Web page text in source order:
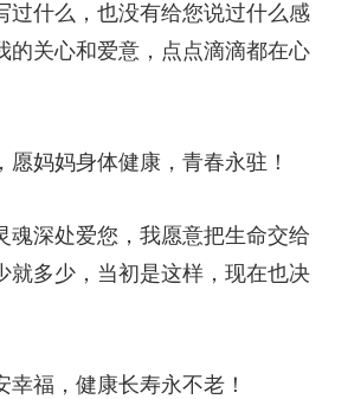
过什么，也没有给您说过什么感
的关心和爱意，点点滴滴都在心
愿妈妈身体健康，青春永驻！
魂深处爱您，我愿意把生命交给
就多少，当初是这样，现在也决
幸福，健康长寿永不老！